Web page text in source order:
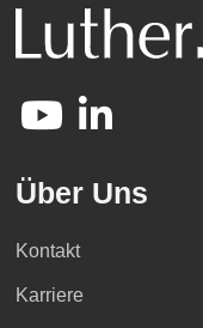
Über Uns
Kontakt
Karriere